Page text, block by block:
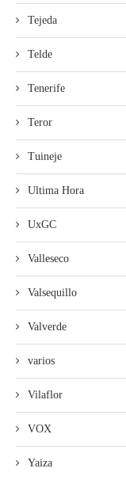
Tejeda
Telde
Tenerife
Teror
Tuineje
Ultima Hora
UxGC
Valleseco
Valsequillo
Valverde
varios
Vilaflor
VOX
Yaiza